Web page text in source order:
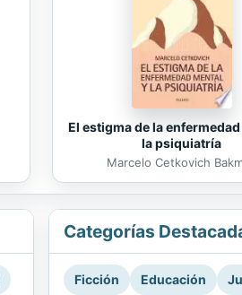
El estigma de la
la psiquiatría
Marcelo Cetkovich
Categorías
Ficción Educación